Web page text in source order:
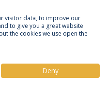
Termos e Condições
visitor data, to improve our
to give you a great website
the cookies we use open the
Deny